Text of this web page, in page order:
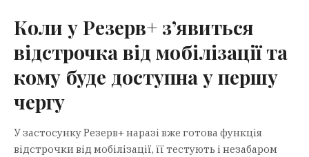
Коли у Резерв+ з’явиться
відстрочка від мобілізації та
кому буде доступна у першу
чергу
У застосунку Резерв+ наразі вже готова функція
відстрочки від мобілізації, її тестують і незабаром